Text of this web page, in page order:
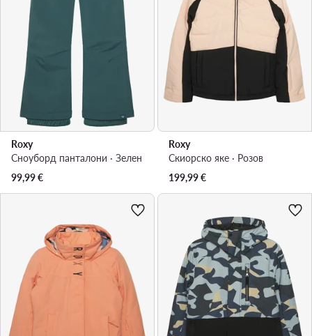
Roxy
Сноуборд панталони · Зелен
99,99€
Roxy
Скиорско яке · Розов
199,99€